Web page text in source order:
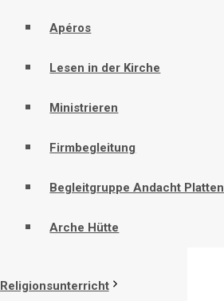
Apéros
Lesen in der Kirche
Ministrieren
Firmbegleitung
Begleitgruppe Andacht Platten
Arche Hütte
Religionsunterricht